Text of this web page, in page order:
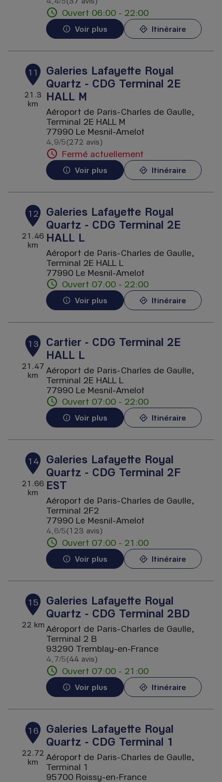
Ouvert 06:00 - 22:00
Voir plus Itinéraire
11
21.3
km
Galeries Lafayette Royal
Quartz - CDG Terminal 2E
HALL M
Aéroport de Paris-Charles de Gaulle,
Terminal 2E HALL M
77990 Le Mesnil-Amelot
4,9/5 Note de 4.9 sur 5
(272 avis)
Fermé actuellement
Voir plus Itinéraire
12
21.46
km
Galeries Lafayette Royal
Quartz - CDG Terminal 2E
HALL L
Aéroport de Paris-Charles de Gaulle,
Terminal 2E HALL L
77990 Le Mesnil-Amelot
Ouvert 07:00 - 22:00
Voir plus Itinéraire
13
21.47
km
Cartier - CDG Terminal 2E
HALL L
Aéroport de Paris-Charles de Gaulle,
Terminal 2E HALL L
77990 Le Mesnil-Amelot
Ouvert 07:00 - 22:00
Voir plus Itinéraire
14
21.66
km
Galeries Lafayette Royal
Quartz - CDG Terminal 2F
EST
Aéroport de Paris-Charles de Gaulle,
Terminal 2F2
77990 Le Mesnil-Amelot
4,6/5 Note de 4.6 sur 5
(123 avis)
Ouvert 07:00 - 21:00
Voir plus Itinéraire
15
22 km
Galeries Lafayette Royal
Quartz - CDG Terminal 2BD
Aéroport de Paris-Charles de Gaulle,
Terminal 2 B
93290 Tremblay-en-France
4,7/5 Note de 4.7 sur 5
(44 avis)
Ouvert 07:00 - 21:00
Voir plus Itinéraire
16
22.72
km
Galeries Lafayette Royal
Quartz - CDG Terminal 1
Aéroport de Paris-Charles de Gaulle,
Terminal 1
95700 Roissy-en-France